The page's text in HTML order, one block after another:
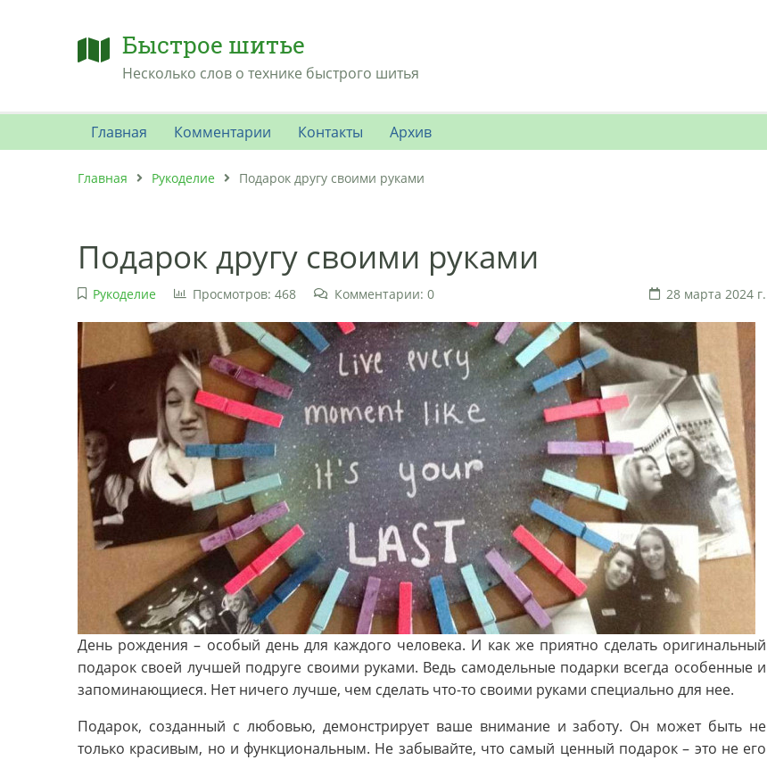
Быстрое шитье
Несколько слов о технике быстрого шитья
Главная Комментарии Контакты Архив
Главная Рукоделие Подарок другу своими руками
Подарок другу своими руками
Рукоделие Просмотров: 468 Комментарии: 0 28 марта 2024 г.
День рождения – особый день для каждого человека. И как же приятно сделать оригинальный
подарок своей лучшей подруге своими руками. Ведь самодельные подарки всегда особенные и
запоминающиеся. Нет ничего лучше, чем сделать что-то своими руками специально для нее.
Подарок, созданный с любовью, демонстрирует ваше внимание и заботу. Он может быть не
только красивым, но и функциональным. Не забывайте, что самый ценный подарок – это не его